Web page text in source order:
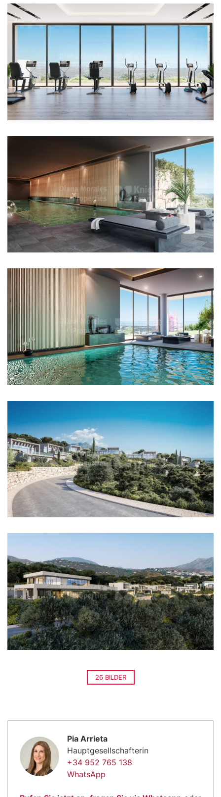
26 BILDER
Pia Arrieta
Hauptgesellschafterin
+34 952 765 138
WhatsApp